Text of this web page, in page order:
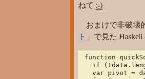
ねて :-)
おまけで非破壊
ト 」で見た
function
if
var pivot =